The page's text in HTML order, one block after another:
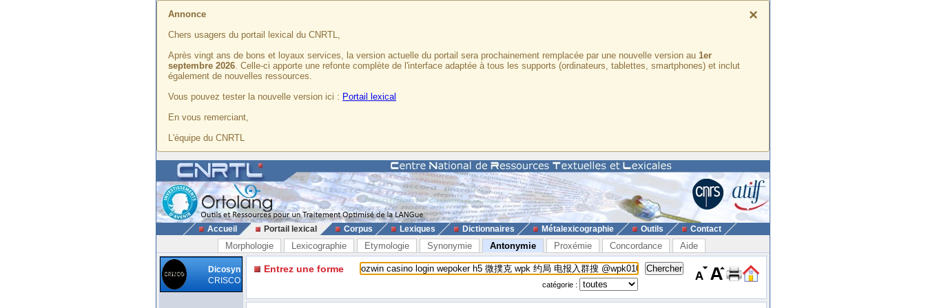
×
Annonce
Chers usagers du portail lexical du CNRTL,
Après vingt ans de bons et loyaux services, la version actuelle du portail sera prochainement remplacée par une nouvelle version au 1er
septembre 2026. Celle-ci apporte une refonte complète de l'interface adaptée à tous les supports (ordinateurs, tablettes, smartphones) et inclut
également de nouvelles ressources.
Vous pouvez tester la nouvelle version ici : Portail lexical
En vous remerciant,
L'équipe du CNRTL
Accueil Portail lexical Corpus Lexiques Dictionnaires Métalexicographie Outils Contact
Morphologie Lexicographie Etymologie Synonymie Antonymie Proxémie Concordance Aide
Dicosyn
CRISCO
Entrez une forme
catégorie :